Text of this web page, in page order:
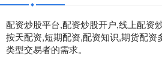
配资炒股平台,配资炒股开户,线上配资
按天配资,短期配资,配资知识,期货配资
类型交易者的需求。